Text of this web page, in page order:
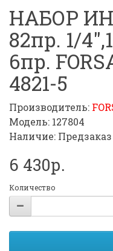
НАБОР
82пр. 1/
6пр.
4821-5
Производитель:
Модель: 127804
Наличие: Предзаказ
6 430р.
Количество